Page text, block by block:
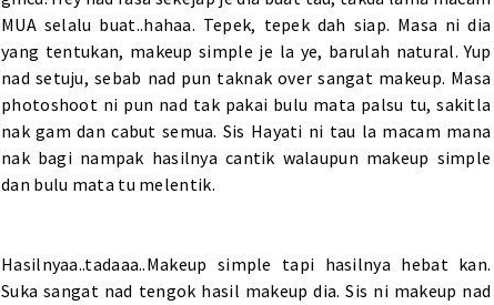
MUA selalu buat..hahaa. Tepek, tepek dah siap. Masa ni dia
yang tentukan, makeup simple je la ye, barulah natural. Yup
nad setuju, sebab nad pun taknak over sangat makeup. Masa
photoshoot ni pun nad tak pakai bulu mata palsu tu, sakitla
nak gam dan cabut semua. Sis Hayati ni tau la macam mana
nak bagi nampak hasilnya cantik walaupun makeup simple
dan bulu mata tu melentik.
Hasilnyaa..tadaaa..Makeup simple tapi hasilnya hebat kan.
Suka sangat nad tengok hasil makeup dia. Sis ni makeup nad